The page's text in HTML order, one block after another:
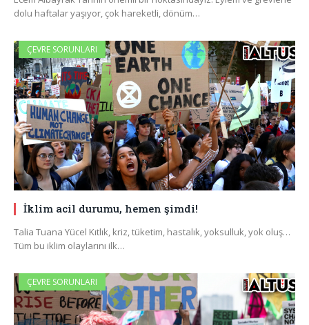
dolu haftalar yaşıyor, çok hareketli, dönüm…
ÇEVRE SORUNLARI
İklim acil durumu, hemen şimdi!
Talia Tuana Yücel Kıtlık, kriz, tüketim, hastalık, yoksulluk, yok oluş…
Tüm bu iklim olaylarını ilk…
ÇEVRE SORUNLARI